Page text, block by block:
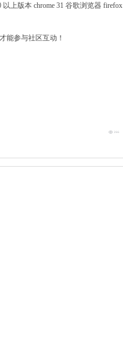
以上版本 chrome 31 谷歌浏览器 firefox
能参与社区互动！
266